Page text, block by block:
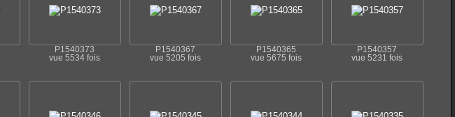
P1540373
vue 5534 fois
P1540367
vue 5205 fois
P1540365
vue 5675 fois
P1540357
vue 5231 fois